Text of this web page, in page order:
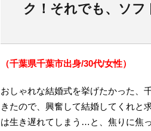
ク！それでも、ソフ
（千葉県千葉市出身/30代/女性）
おしゃれな結婚式を挙げたかった、
きたので、興奮して結婚してくれと
は生き遅れてしまう…と、焦りに焦